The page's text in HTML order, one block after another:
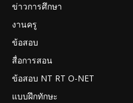
ข่าวการศึกษา
งานครู
ข้อสอบ
สื่อการสอน
ข้อสอบ NT RT O-NET
แบบฝึกทักษะ